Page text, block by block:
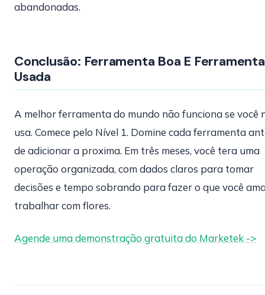
abandonadas.
Conclusão: Ferramenta Boa E Ferramenta
Usada
A melhor ferramenta do mundo não funciona se você
usa. Comece pelo Nível 1. Domine cada ferramenta
de adicionar a proxima. Em três meses, você tera uma
operação organizada, com dados claros para tomar
decisões e tempo sobrando para fazer o que você
trabalhar com flores.
Agende uma demonstração gratuita do Marketek ->